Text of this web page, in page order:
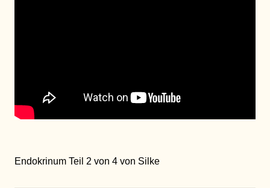
Endokrinum Teil 2 von 4 von Silke